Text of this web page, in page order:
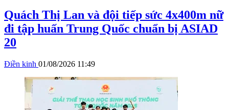
Quách Thị Lan và đội tiếp sức 4x400m nữ
đi tập huấn Trung Quốc chuẩn bị ASIAD
20
Điền kinh 01/08/2026 11:49